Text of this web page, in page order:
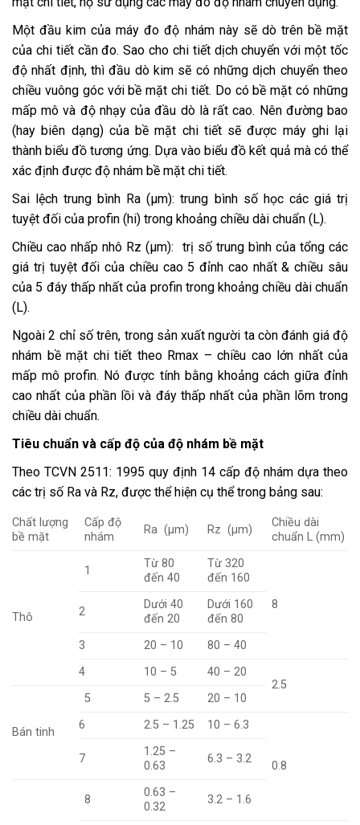
Một đầu kim của máy đo độ nhám này sẽ dò trên bề mặt
của chi tiết cần đo. Sao cho chi tiết dịch chuyển với một tốc
độ nhất định, thì đầu dò kim sẽ có những dịch chuyển theo
chiều vuông góc với bề mặt chi tiết. Do có bề mặt có những
mấp mô và độ nhạy của đầu dò là rất cao. Nên đường bao
(hay biên dạng) của bề mặt chi tiết sẽ được máy ghi lại
thành biểu đồ tương ứng. Dựa vào biểu đồ kết quả mà có thể
xác định được độ nhám bề mặt chi tiết.
Sai lệch trung bình Ra (µm): trung bình số học các giá trị
tuyệt đối của profin (hi) trong khoảng chiều dài chuẩn (L).
Chiều cao nhấp nhô Rz (µm): trị số trung bình của tổng các
giá trị tuyệt đối của chiều cao 5 đỉnh cao nhất & chiều sâu
của 5 đáy thấp nhất của profin trong khoảng chiều dài chuẩn
(L).
Ngoài 2 chỉ số trên, trong sản xuất người ta còn đánh giá độ
nhám bề mặt chi tiết theo Rmax – chiều cao lớn nhất của
mấp mô profin. Nó được tính bằng khoảng cách giữa đỉnh
cao nhất của phần lồi và đáy thấp nhất của phần lõm trong
chiều dài chuẩn.
Tiêu chuẩn và cấp độ của độ nhám bề mặt
Theo TCVN 2511: 1995 quy định 14 cấp độ nhám dựa theo
các trị số Ra và Rz, được thể hiện cụ thể trong bảng sau:
Chất lượng
bề mặt
Cấp độ
nhám
Ra (µm) Rz (µm)
Chiều dài
chuẩn L (mm)
Thô
1
Từ 80
đến 40
Từ 320
đến 160
8
2
Dưới 40
đến 20
Dưới 160
đến 80
3
20 – 10
80 – 40
4
10 – 5
40 – 20
2.5
Bán tinh
5 5 – 2.5
20 – 10
6
2.5 – 1.25 10 – 6.3
0.8
7
1.25 –
0.63
6.3 – 3.2
8
0.63 –
0.32
3.2 – 1.6